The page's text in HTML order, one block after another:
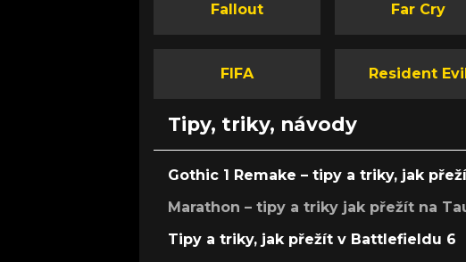
Fallout Far Cry
FIFA Resident
Tipy, triky, návody
Gothic 1 Remake – tipy a triky, jak
Marathon – tipy a triky jak přežít na
Tipy a triky, jak přežít v Battlefieldu 6